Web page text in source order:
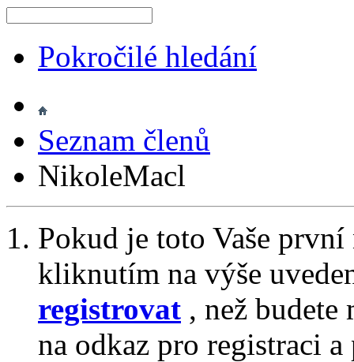
Pokročilé hledání
Seznam členů
NikoleMacl
Pokud je toto Vaše
kliknutím na výše
registrovat , než
na odkaz pro registraci